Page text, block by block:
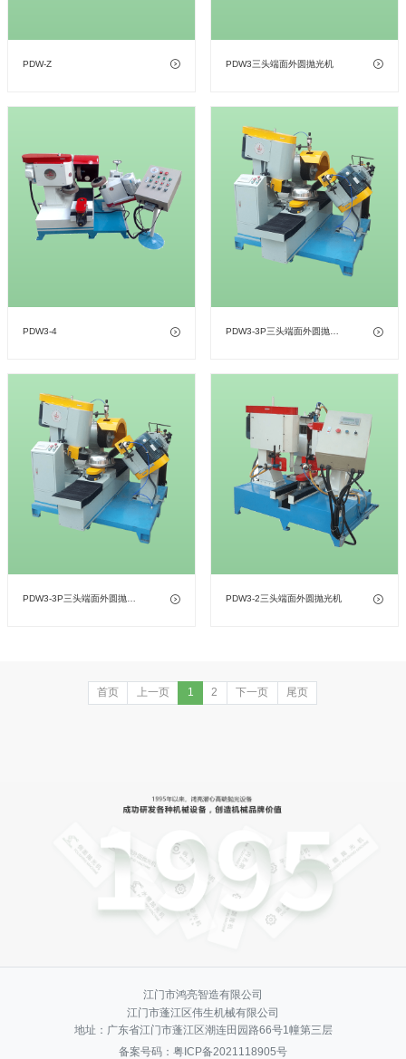
PDW-Z PDW3三头端面外圆抛光机
PDW3-4
PDW3-3P三头端面外圆抛光机 PDW3-2三头端面外圆抛光机
首页 上一页 1 2 下一页 尾页
江门市鸿亮智造有限公司
江门市蓬江区伟生机械有限公司
地址：广东省江门市蓬江区潮连田园路66号1幢第三层
备案号码： 粤ICP备2021118905号